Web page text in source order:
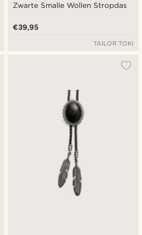
Zwarte Smalle Wollen Stropdas
€39,95
TAILOR TOKI